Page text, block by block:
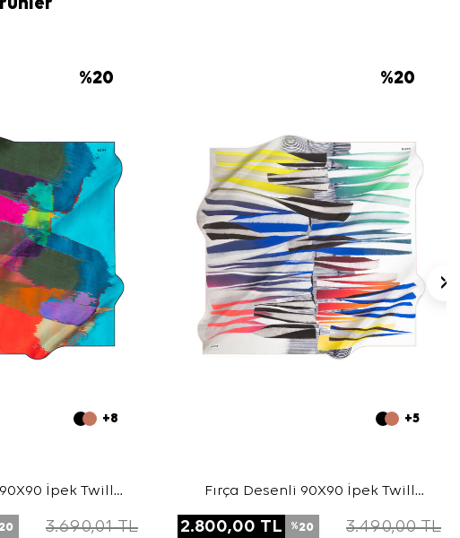
eşarp desenli mi?
%20
+8
İpek Twill
20 3.690,01TL
%20
+5
Fırça Desenli 90X90 İpek Twill
2.800,00 TL %20 3.490,00TL